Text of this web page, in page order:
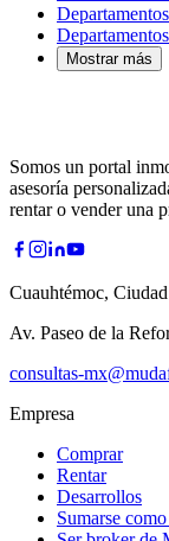
Mostrar más
Somos un portal
asesoría
rentar o vender una
Cuauhtémoc,
Av. Paseo de la
consultas-
Empresa
Comprar
Rentar
Desarrollos
Sumarse